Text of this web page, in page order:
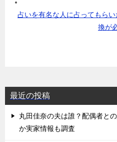
占いを有名な人に占ってもら
換が
最近の投稿
丸田佳奈の夫は誰？配偶者と
か実家情報も調査